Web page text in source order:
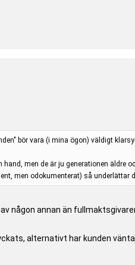
bör vara (i mina ögon) väldigt
men de är ju generationen äldre
men odokumenterat) så underlättar
någon annan än
alternativt har kunden